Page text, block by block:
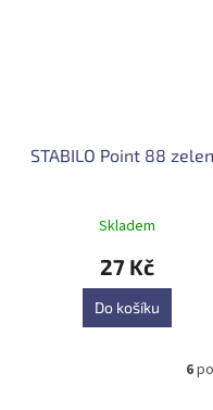
STABILO Point 88
Skladem
27 Kč
Do košíku
6